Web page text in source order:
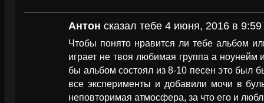
Антон сказал тебе 4 июня, 2016 в 9:59
Чтобы понято нравится ли тебе альбом
играет не твоя любимая группа а ноунейм
бы альбом состоял из 8-10 песен это был
все эксперименты и добавили мочи в
неповторимая атмосфера, за что его и